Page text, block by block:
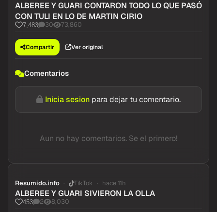
ALBEREE Y GUARI CONTARON TODO LO QUE PASÓ
CON TULI EN LO DE MARTIN CIRIO
7,483 30 73,860
Compartir Ver original
Comentarios
Inicia sesion para dejar tu comentario.
Aun no hay comentarios. Se el primero!
Resumido.info TikTok hace 11h
ALBEREE Y GUARI SIVIERON LA OLLA
453 2 8,030